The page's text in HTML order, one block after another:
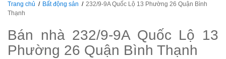
Trang chủ Bất động sản
232/9-9A Quốc Lộ 13 Phường 26 Quận Bình
Thạnh
Bán nhà 232/9-9A Quốc Lộ 13
Phường 26 Quận Bình Thạnh